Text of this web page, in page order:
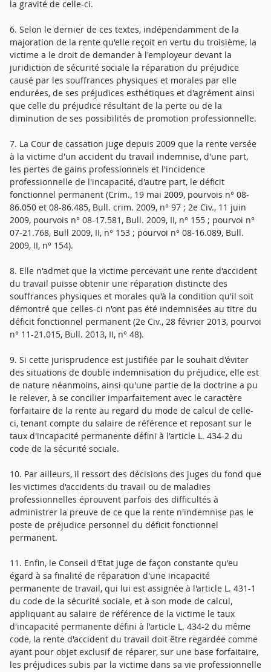
la gravité de celle-ci.
6. Selon le dernier de ces textes, indépendamment de la
majoration de la rente qu'elle reçoit en vertu du troisième, la
victime a le droit de demander à l'employeur devant la
juridiction de sécurité sociale la réparation du préjudice
causé par les souffrances physiques et morales par elle
endurées, de ses préjudices esthétiques et d'agrément ainsi
que celle du préjudice résultant de la perte ou de la
diminution de ses possibilités de promotion professionnelle.
7. La Cour de cassation juge depuis 2009 que la rente versée
à la victime d'un accident du travail indemnise, d'une part,
les pertes de gains professionnels et l'incidence
professionnelle de l'incapacité, d'autre part, le déficit
fonctionnel permanent (Crim., 19 mai 2009, pourvois n° 08-
86.050 et 08-86.485, Bull. crim. 2009, n° 97 ; 2e Civ., 11 juin
2009, pourvois n° 08-17.581, Bull. 2009, II, n° 155 ; pourvoi n°
07-21.768, Bull 2009, II, n° 153 ; pourvoi n° 08-16.089, Bull.
2009, II, n° 154).
8. Elle n'admet que la victime percevant une rente d'accident
du travail puisse obtenir une réparation distincte des
souffrances physiques et morales qu'à la condition qu'il soit
démontré que celles-ci n'ont pas été indemnisées au titre du
déficit fonctionnel permanent (2e Civ., 28 février 2013, pourvoi
n° 11-21.015, Bull. 2013, II, n° 48).
9. Si cette jurisprudence est justifiée par le souhait d'éviter
des situations de double indemnisation du préjudice, elle est
de nature néanmoins, ainsi qu'une partie de la doctrine a pu
le relever, à se concilier imparfaitement avec le caractère
forfaitaire de la rente au regard du mode de calcul de celle-
ci, tenant compte du salaire de référence et reposant sur le
taux d'incapacité permanente défini à l'article L. 434-2 du
code de la sécurité sociale.
10. Par ailleurs, il ressort des décisions des juges du fond que
les victimes d'accidents du travail ou de maladies
professionnelles éprouvent parfois des difficultés à
administrer la preuve de ce que la rente n'indemnise pas le
poste de préjudice personnel du déficit fonctionnel
permanent.
11. Enfin, le Conseil d'Etat juge de façon constante qu'eu
égard à sa finalité de réparation d'une incapacité
permanente de travail, qui lui est assignée à l'article L. 431-1
du code de la sécurité sociale, et à son mode de calcul,
appliquant au salaire de référence de la victime le taux
d'incapacité permanente défini à l'article L. 434-2 du même
code, la rente d'accident du travail doit être regardée comme
ayant pour objet exclusif de réparer, sur une base forfaitaire,
les préjudices subis par la victime dans sa vie professionnelle